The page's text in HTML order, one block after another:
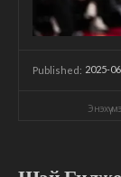
Published: 2025-
Энэхүү